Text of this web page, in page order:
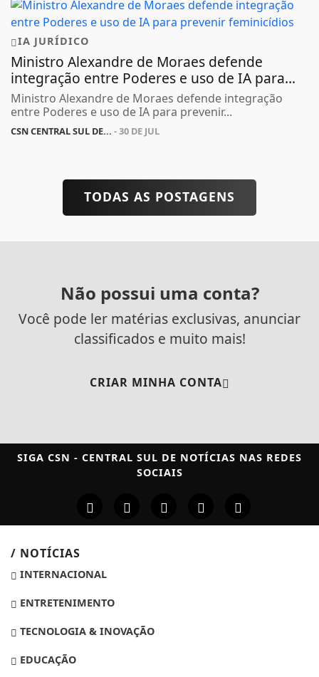
IA JURÍDICO
Ministro Alexandre de Moraes defende
integração entre Poderes e uso de IA para...
Ministro Alexandre de Moraes defende integração
entre Poderes e uso de IA para prevenir...
CSN CENTRAL SUL DE... - 30 DE JUL
TODAS AS POSTAGENS
Não possui uma conta?
Você pode ler matérias exclusivas, anunciar
classificados e muito mais!
CRIAR MINHA CONTA
SIGA CSN - CENTRAL SUL DE NOTÍCIAS NAS REDES
SOCIAIS
/ NOTÍCIAS
INTERNACIONAL
ENTRETENIMENTO
TECNOLOGIA & INOVAÇÃO
EDUCAÇÃO